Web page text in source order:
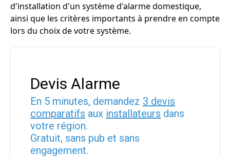
d'installation d'un système d'alarme domestique,
ainsi que les critères importants à prendre en compte
lors du choix de votre système.
Devis Alarme
En 5 minutes, demandez 3 devis
comparatifs aux installateurs dans
votre région.
Gratuit, sans pub et sans
engagement.